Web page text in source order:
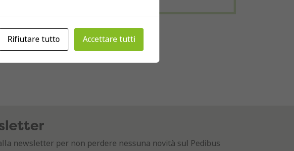
newsletter per non perdere nessuna novità sul Pedibus
Rifiutare tutto Accettare tutti